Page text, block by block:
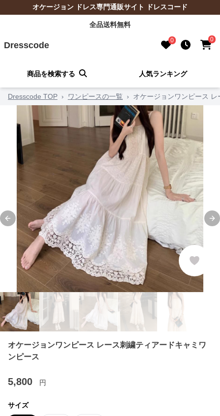
オケージョン ドレス専門通販サイト ドレスコード
全品送料無料
Dresscode 0 0
商品を検索する 人気ランキング
Dresscode TOP › ワンピースの一覧 › オケージョンワンピース
Previous slide
オケージョンワンピース レース刺繍ティアードキャミワ
ンピース
5,800 円
サイズ